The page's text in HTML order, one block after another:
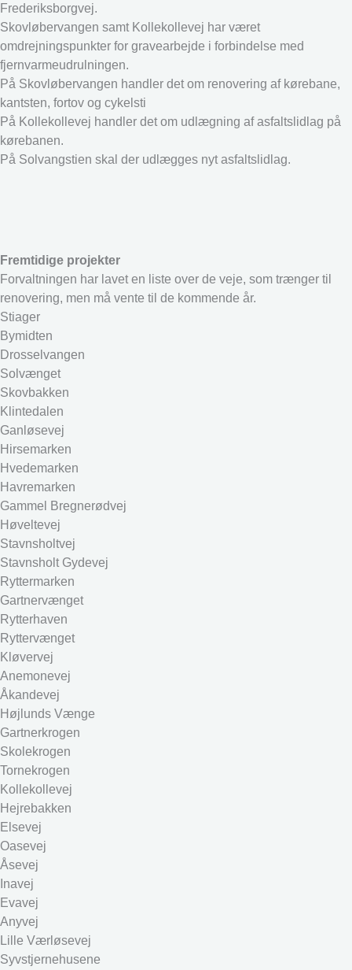
Frederiksborgvej.
Skovløbervangen samt Kollekollevej har været
omdrejningspunkter for gravearbejde i forbindelse med
fjernvarmeudrulningen.
På Skovløbervangen handler det om renovering af kørebane,
kantsten, fortov og cykelsti
På Kollekollevej handler det om udlægning af asfaltslidlag på
kørebanen.
På Solvangstien skal der udlægges nyt asfaltslidlag.
Fremtidige projekter
Forvaltningen har lavet en liste over de veje, som trænger til
renovering, men må vente til de kommende år.
Stiager
Bymidten
Drosselvangen
Solvænget
Skovbakken
Klintedalen
Ganløsevej
Hirsemarken
Hvedemarken
Havremarken
Gammel Bregnerødvej
Høveltevej
Stavnsholtvej
Stavnsholt Gydevej
Ryttermarken
Gartnervænget
Rytterhaven
Ryttervænget
Kløvervej
Anemonevej
Åkandevej
Højlunds Vænge
Gartnerkrogen
Skolekrogen
Tornekrogen
Kollekollevej
Hejrebakken
Elsevej
Oasevej
Åsevej
Inavej
Evavej
Anyvej
Lille Værløsevej
Syvstjernehusene